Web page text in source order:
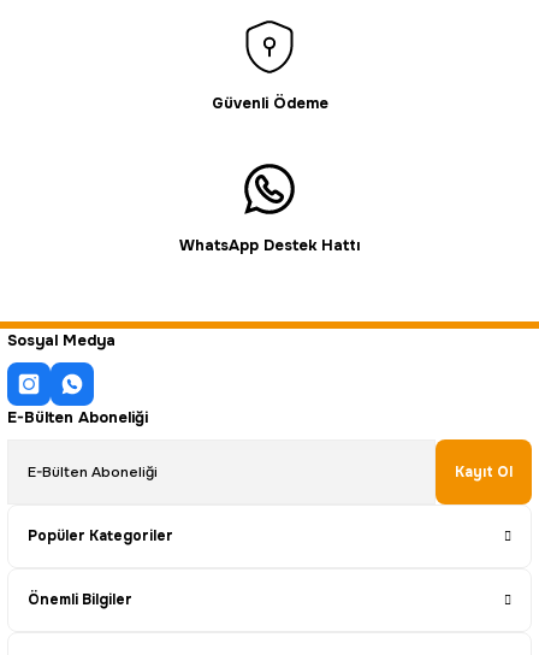
Güvenli Ödeme
WhatsApp Destek Hattı
Sosyal Medya
E-Bülten Aboneliği
Kayıt Ol
Popüler Kategoriler
Önemli Bilgiler